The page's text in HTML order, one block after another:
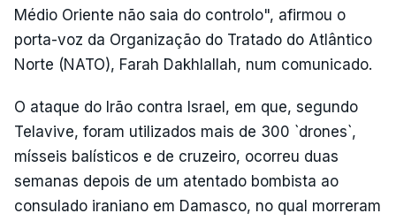
Médio Oriente não saia do controlo", afirmou o
porta-voz da Organização do Tratado do Atlântico
Norte (NATO), Farah Dakhlallah, num comunicado.
O ataque do Irão contra Israel, em que, segundo
Telavive, foram utilizados mais de 300 `drones`,
mísseis balísticos e de cruzeiro, ocorreu duas
semanas depois de um atentado bombista ao
consulado iraniano em Damasco, no qual morreram